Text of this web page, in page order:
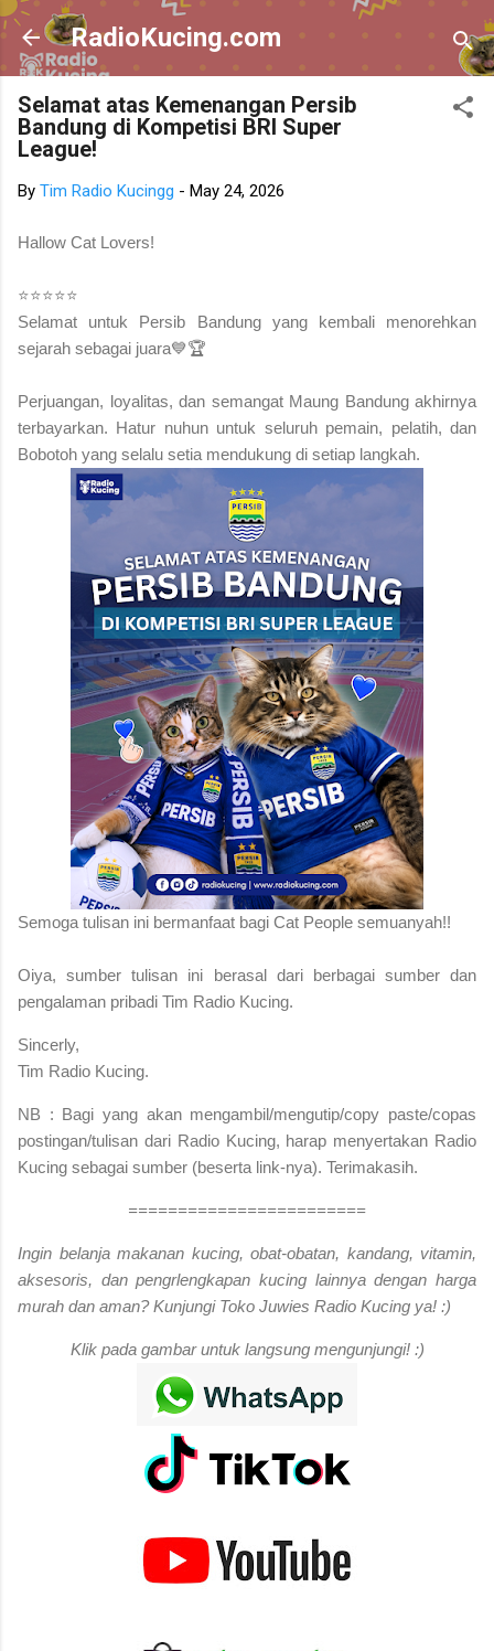
Skip to main content
RadioKucing.com
Selamat atas Kemenangan Persib
Bandung di Kompetisi BRI Super
League!
By Tim Radio Kucingg - May 24, 2026
Hallow Cat Lovers!
⭐️⭐️⭐️⭐️⭐️
Selamat untuk Persib Bandung yang kembali menorehkan
sejarah sebagai juara💙🏆
Perjuangan, loyalitas, dan semangat Maung Bandung akhirnya
terbayarkan. Hatur nuhun untuk seluruh pemain, pelatih, dan
Bobotoh yang selalu setia mendukung di setiap langkah.
Semoga tulisan ini bermanfaat bagi Cat People semuanyah!!
Oiya, sumber tulisan ini berasal dari berbagai sumber dan
pengalaman pribadi Tim Radio Kucing.
Sincerly,
Tim Radio Kucing.
NB : Bagi yang akan mengambil/mengutip/copy paste/copas
postingan/tulisan dari Radio Kucing, harap menyertakan Radio
Kucing sebagai sumber (beserta link-nya). Terimakasih.
========================
Ingin belanja makanan kucing, obat-obatan, kandang, vitamin,
aksesoris, dan pengrlengkapan kucing lainnya dengan harga
murah dan aman? Kunjungi Toko Juwies Radio Kucing ya! :)
Klik pada gambar untuk langsung mengunjungi! :)